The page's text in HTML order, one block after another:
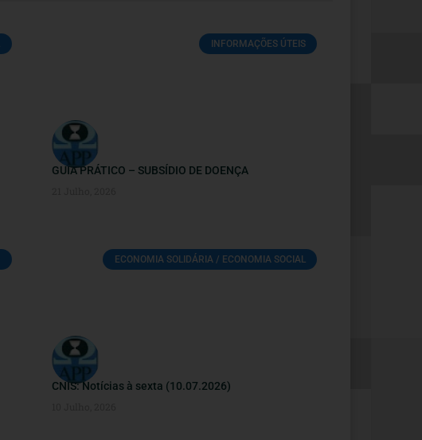
INFORMAÇÕES ÚTEIS
GUIA PRÁTICO – SUBSÍDIO DE DOENÇA
ECONOMIA SOLIDÁRIA / ECONOMIA SOCIAL
CNIS: Notícias à sexta (10.07.2026)